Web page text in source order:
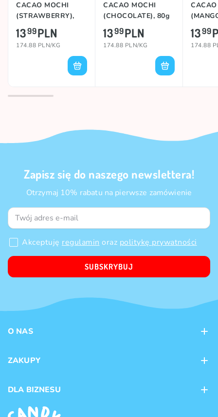
CACAO MOCHI
(STRAWBERRY),
80g
1399PLN
174.88 PLN/KG
CACAO MOCHI
(CHOCOLATE), 80g
1399PLN
174.88 PLN/KG
1399
174.88
Zapisz się do naszego newslettera!
Otrzymaj 10% rabatu na pierwsze zamówienie
Akceptuję regulamin oraz politykę prywatności
SUBSKRYBUJ
O NAS
Sklepy
ZAKUPY
Dostawa
Regulamin
DLA BIZNESU
Franczyza